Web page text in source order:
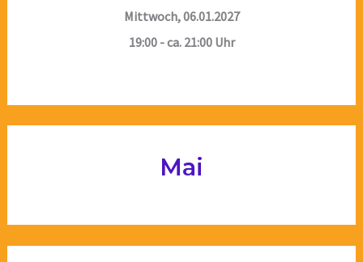
Mittwoch, 06.01.2027
19:00 - ca. 21:00 Uhr
Mai